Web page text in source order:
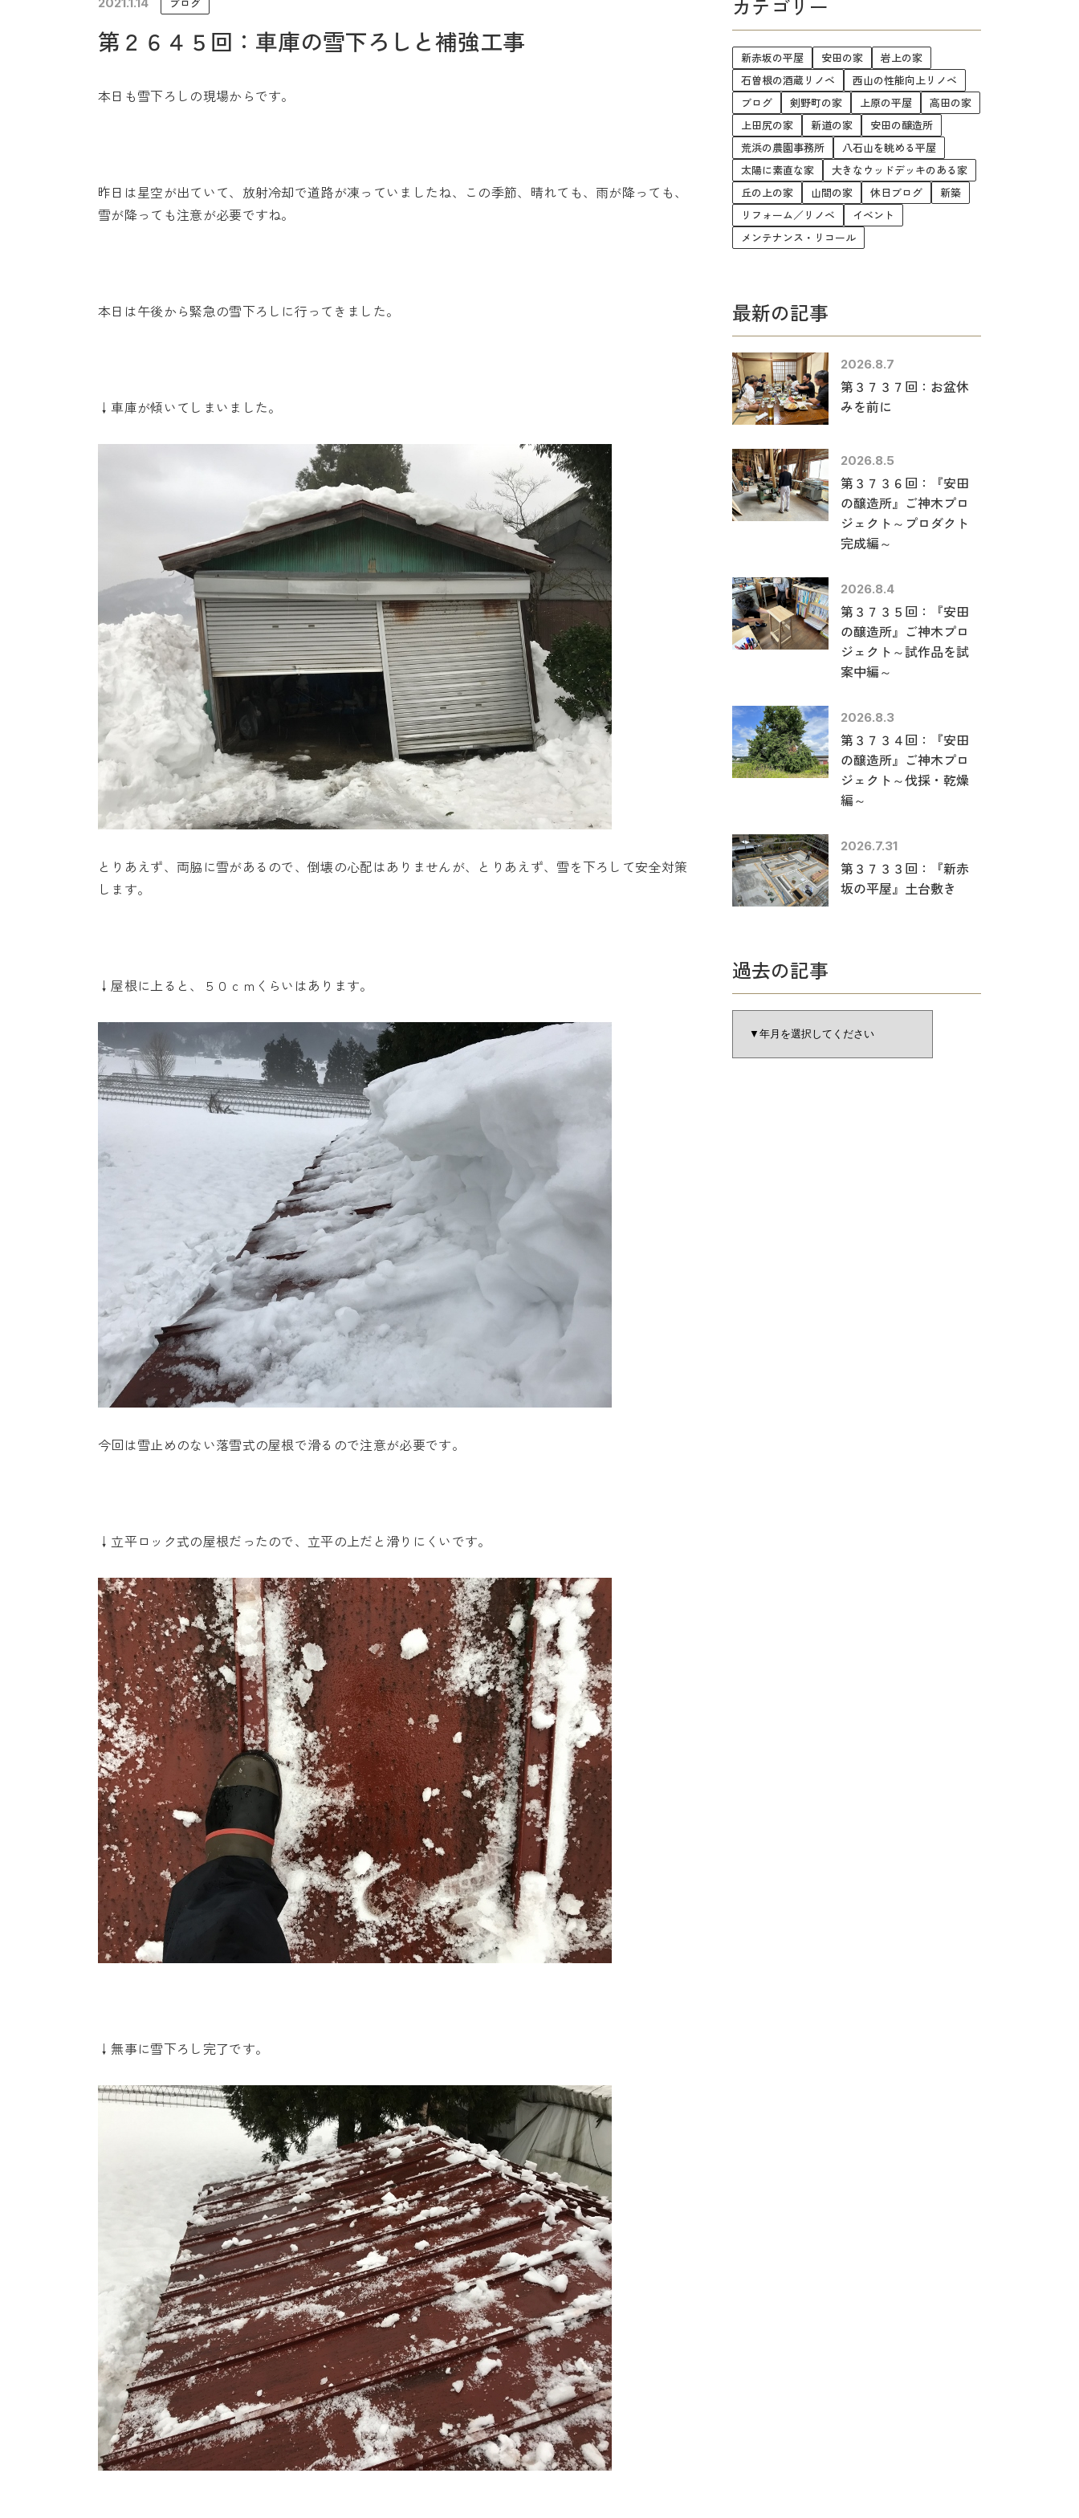
未来に住み継ぐ平屋
第２６４５回：車庫の雪下ろしと補強工事
本日も雪下ろしの現場からです。
昨日は星空が出ていて、放射冷却で道路が凍っていましたね、この季節、晴れても、雨が降っても、
雪が降っても注意が必要ですね。
本日は午後から緊急の雪下ろしに行ってきました。
↓車庫が傾いてしまいました。
とりあえず、両脇に雪があるので、倒壊の心配はありませんが、とりあえず、雪を下ろして安全対策
します。
↓屋根に上ると、５０ｃｍくらいはあります。
今回は雪止めのない落雪式の屋根で滑るので注意が必要です。
↓立平ロック式の屋根だったので、立平の上だと滑りにくいです。
↓無事に雪下ろし完了です。
カテゴリー
新赤坂の平屋 安田の家
岩上の家
石曽根の酒蔵リノベ
西山の性能向上リノベ
ブログ
剣野町の家 上原の平屋
高田の家
上田尻の家
新道の家
安田の醸造所
荒浜の農園事務所
八石山を眺める平屋
太陽に素直な家
大きなウッドデッキのある家
丘の上の家
山間の家 休日ブログ
新築
リフォーム／リノベ
イベント
メンテナンス・リコール
最新の記事
2026.8.7
第３７３７回：お盆休
みを前に
2026.8.5
第３７３６回：『安田
の醸造所』ご神木プロ
ジェクト～プロダクト
完成編～
2026.8.4
第３７３５回：『安田
の醸造所』ご神木プロ
ジェクト～試作品を試
案中編～
2026.8.3
第３７３４回：『安田
の醸造所』ご神木プロ
ジェクト～伐採・乾燥
編～
2026.7.31
第３７３３回：『新赤
坂の平屋』土台敷き
過去の記事